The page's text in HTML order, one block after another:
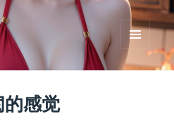
菜单和
挂件
的感觉